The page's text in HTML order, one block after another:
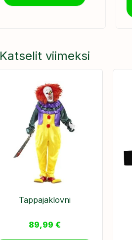
Katselit viimeksi
Tappajaklovni
89,99 €